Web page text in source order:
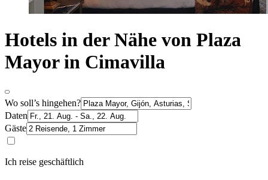
Hotels in der Nähe von Plaza
Mayor in Cimavilla
Wo soll’s hingehen?
Daten
Gäste
Ich reise geschäftlich